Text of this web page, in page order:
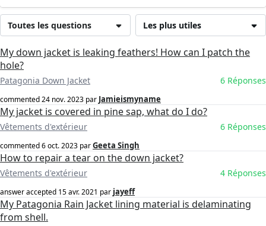
Les plus utiles
Toutes les questions
My down jacket is leaking feathers! How can I patch the
hole?
Patagonia Down Jacket 6 Réponses
commented24 nov. 2023 par Jamieismyname
My jacket is covered in pine sap, what do I do?
Vêtements d'extérieur 6 Réponses
commented6 oct. 2023 parGeeta Singh
How to repair a tear on the down jacket?
Vêtements d'extérieur 4 Réponses
answer accepted 15 avr. 2021 par jayeff
My Patagonia Rain Jacket lining material is delaminating
from shell.